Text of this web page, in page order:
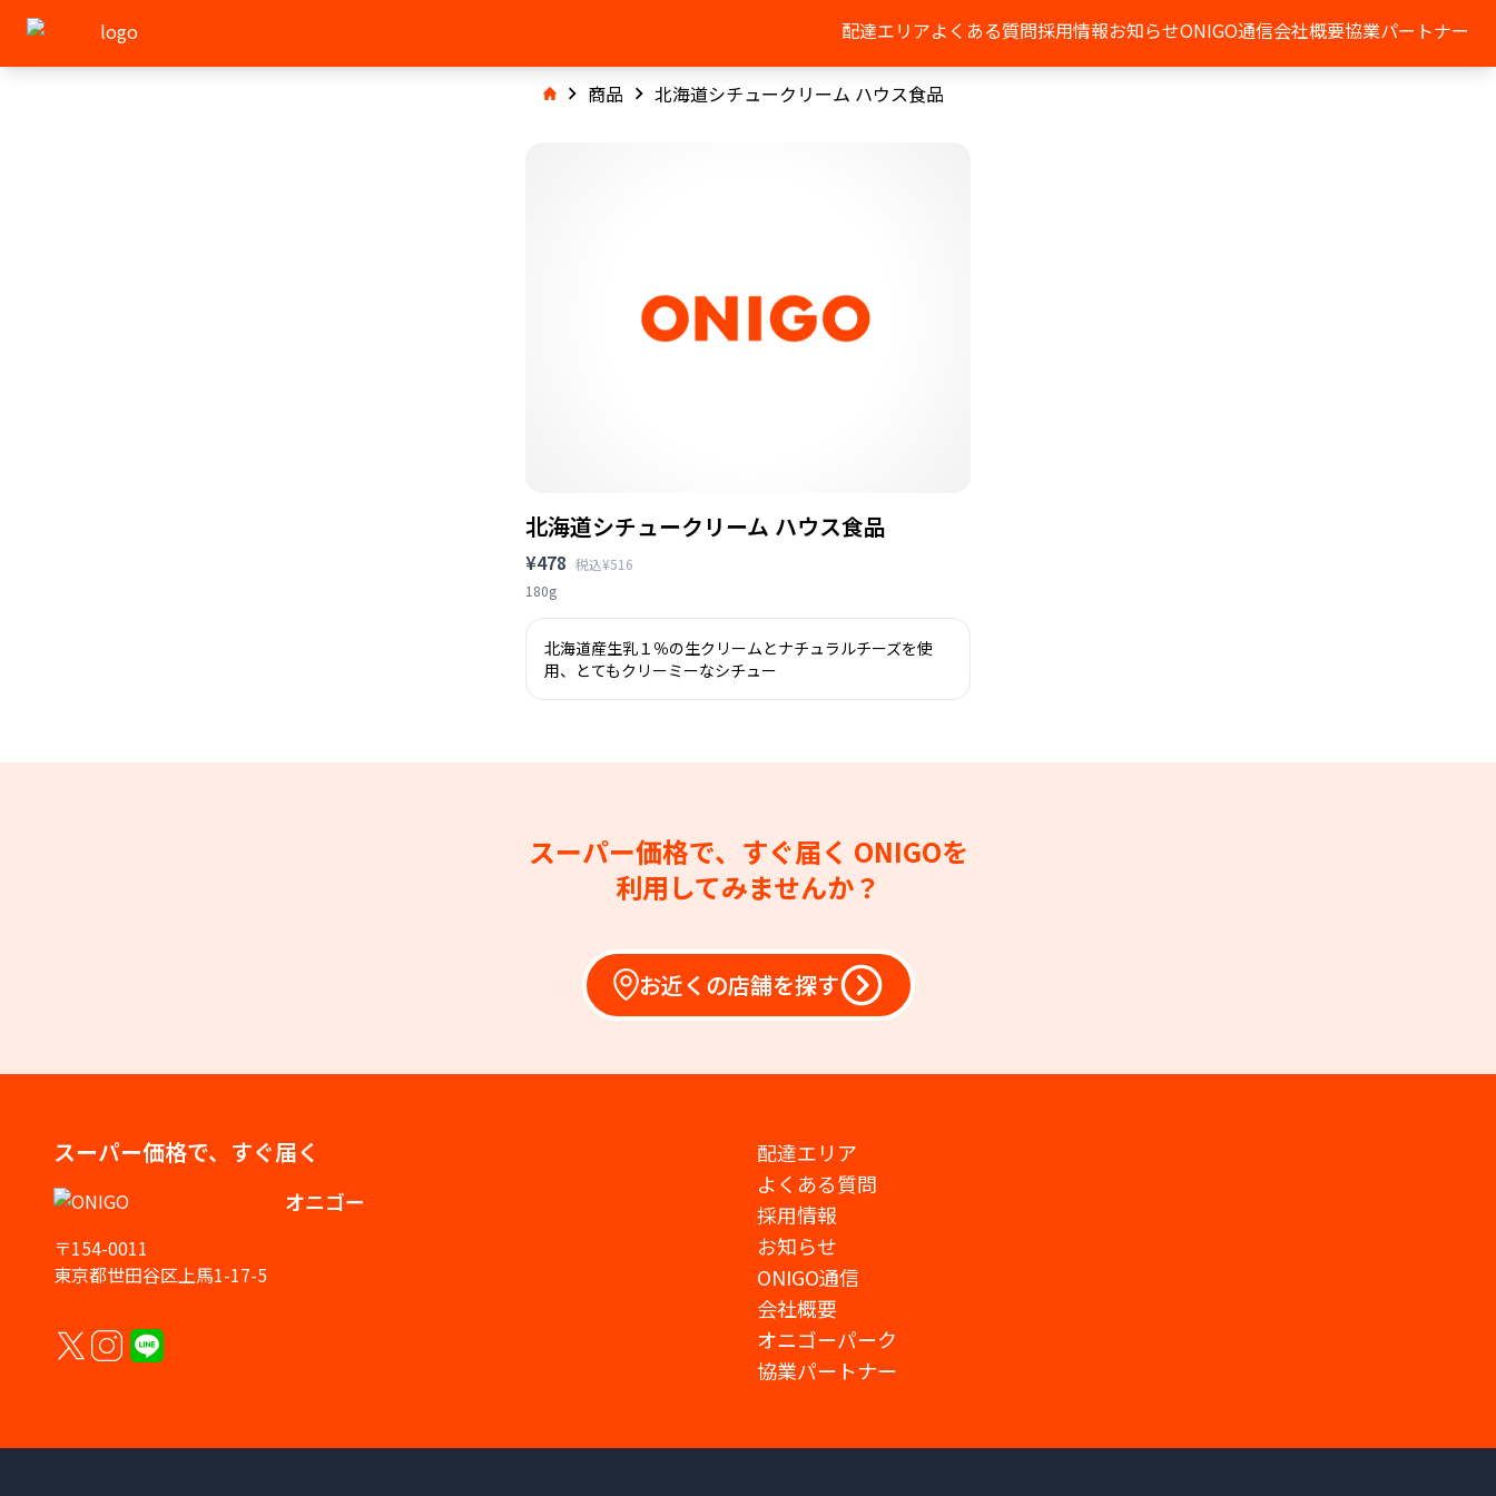
配達エリアよくある質問採用情報お知らせONIGO通信会社概要協業パートナー
商品 北海道シチュークリーム ハウス食品
北海道シチュークリーム ハウス食品
¥478 税込¥516
180g
北海道産生乳１％の生クリームとナチュラルチーズを使
用、とてもクリーミーなシチュー
スーパー価格で、すぐ届く ONIGOを
利用してみませんか？
お近くの店舗を探す
スーパー価格で、すぐ届く
オニゴー
〒154-0011
東京都世田谷区上馬1-17-5
配達エリア
よくある質問
採用情報
お知らせ
ONIGO通信
会社概要
オニゴーパーク
協業パートナー